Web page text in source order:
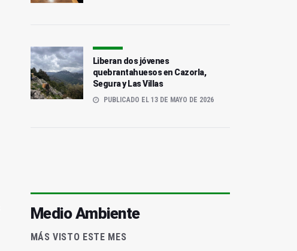
Liberan dos jóvenes
quebrantahuesos en Cazorla,
Segura y Las Villas
PUBLICADO EL 13 DE MAYO DE 2026
Medio Ambiente
MÁS VISTO ESTE MES